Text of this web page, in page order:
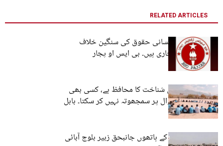
RELATED ARTICLES
بلوچستان میں انسانی حقوق کی سنگین خلاف
ورزیاں مسلسل جاری ہیں۔ بی ایس او پجار
بی ایس او قومی شناخت کا محافظ ہے، کسی بھی
صورت قومی سوال پر سمجھوتہ نہیں کر سکتا۔ بابل
ملک بلوچ
پاکستانی فورسز کے ہاتھوں جانبحق زبیر بلوچ آبائی